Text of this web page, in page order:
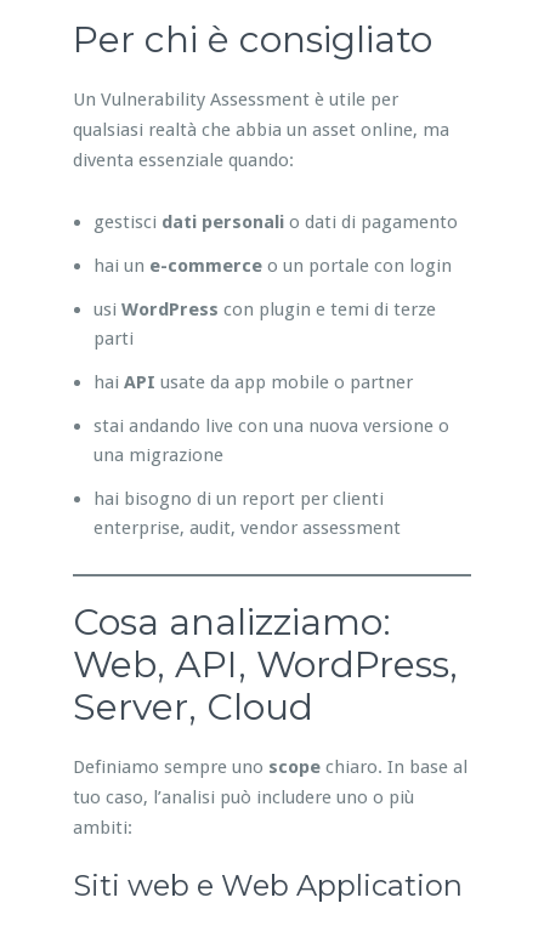
Per chi è consigliato
Un Vulnerability Assessment è utile per
qualsiasi realtà che abbia un asset online, ma
diventa essenziale quando:
gestisci dati personalio dati di pagamento
hai un e-commerceo un portale con login
usi WordPress con plugin e temi di terze
parti
hai API usate da app mobile o partner
stai andando live con una nuova versione o
una migrazione
hai bisogno di un report per clienti
enterprise, audit, vendor assessment
Cosa analizziamo:
Web, API, WordPress,
Server, Cloud
Definiamo sempre uno scopechiaro. In base al
tuo caso, l’analisi può includere uno o più
ambiti:
Siti web e Web Application